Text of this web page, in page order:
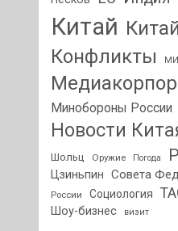
Китай
Конфликты
Минобороны России
Новости
Шольц
Оружие Погода
Цзиньпин
Совета
России
Социология
Шоу-бизнес визит